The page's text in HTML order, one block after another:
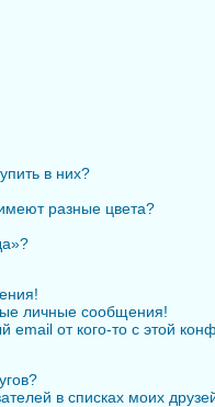
в них?
разные цвета?
личные сообщения!
email от кого-то с этой
в списках моих